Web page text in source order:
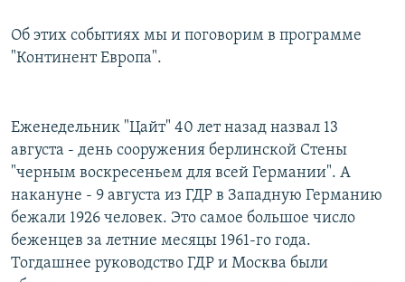
Об этих событиях мы и поговорим в программе
"Континент Европа".
Еженедельник "Цайт" 40 лет назад назвал 13
августа - день сооружения берлинской Стены
"черным воскресеньем для всей Германии". А
накануне - 9 августа из ГДР в Западную Германию
бежали 1926 человек. Это самое большое число
беженцев за летние месяцы 1961-го года.
Тогдашнее руководство ГДР и Москва были